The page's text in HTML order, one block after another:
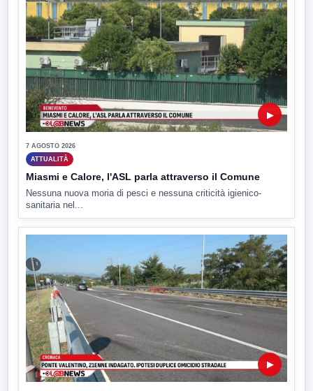
▶
7 AGOSTO 2026
ATTUALITÀ
Miasmi e Calore, l'ASL parla attraverso il Comune
Nessuna nuova moria di pesci e nessuna criticità igienico-
sanitaria nel...
▶